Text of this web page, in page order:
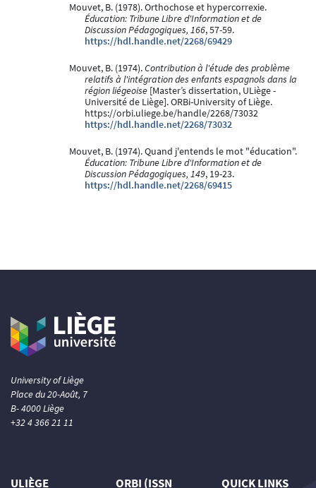
Mouvet, B. (1978). Orthochose et hypercorrexie.
Éducation: Tribune Libre d'Information et de
Discussion Pédagogiques, 166, 57-59.
https://hdl.handle.net/2268/69429
Mouvet, B. (1974).Contribution à l'étude des problème
relatifs à l'intégration des enfants espagnols dans la
région liégeoise [Master’s dissertation, ULiège -
Université de Liège]. ORBi-University of Liège.
https://orbi.uliege.be/handle/2268/73032
https://hdl.handle.net/2268/73032
Mouvet, B. (1974). Quand j'entends le mot "éducation".
Éducation: Tribune Libre d'Information et de
Discussion Pédagogiques, 149, 19-23.
https://hdl.handle.net/2268/69415
University of Liège
Place du 20-Août, 7
B- 4000 Liège
+32 4 366 21 11
ULIÈGE ORBI (ISSN QUICK LINKS